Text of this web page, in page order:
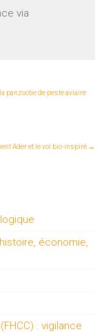
via
panzootie de peste aviaire
Ader et le vol bio-inspiré →
économie,
: vigilance